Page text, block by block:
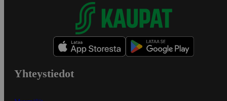
Yhteystiedot